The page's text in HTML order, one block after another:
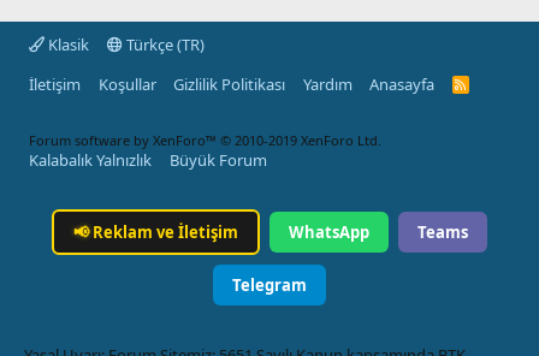
Klasik
Türkçe (TR)
İletişim
Koşullar Gizlilik Politikası Yardım Anasayfa
R
Forum software by XenForo™ © 2010-2019 XenForo Ltd.
Kalabalık Yalnızlık Büyük Forum
📢Reklam ve İletişim WhatsApp Teams
Telegram